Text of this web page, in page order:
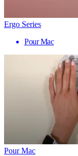
Ergo Series
Pour Mac
Pour Mac